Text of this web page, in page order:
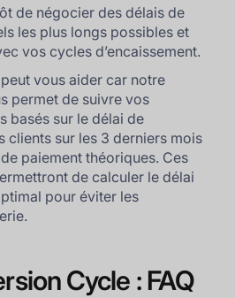
de négocier des délais de
les plus longs possibles et
vos cycles d’encaissement.
vous aider car notre
permet de suivre vos
basés sur le délai de
clients sur les 3 derniers mois
paiement théoriques. Ces
de calculer le délai
pour éviter les
Cycle : FAQ